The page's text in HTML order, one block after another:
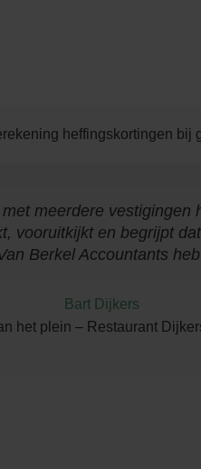
heffingskortingen bij
meerdere vestigingen
vooruitkijkt en begrijpt
Berkel Accountants
Bart Dijkers
het plein – Restaurant